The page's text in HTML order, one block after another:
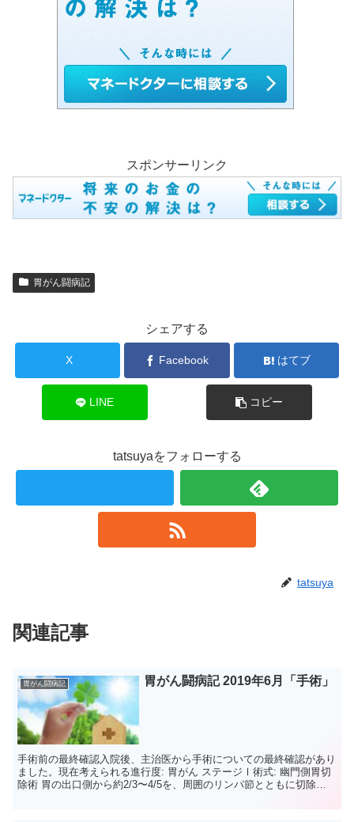
スポンサーリンク
胃がん闘病記
シェアする
X Facebook はてブ
LINE コピー
tatsuyaをフォローする
tatsuya
関連記事
胃がん闘病記 胃がん闘病記 2019年6月「手術」
手術前の最終確認入院後、主治医から手術についての最終確認があり
ました。現在考えられる進行度: 胃がん ステージⅠ術式: 幽門側胃切
除術 胃の出口側から約2/3〜4/5を、周囲のリンパ節とともに切除し